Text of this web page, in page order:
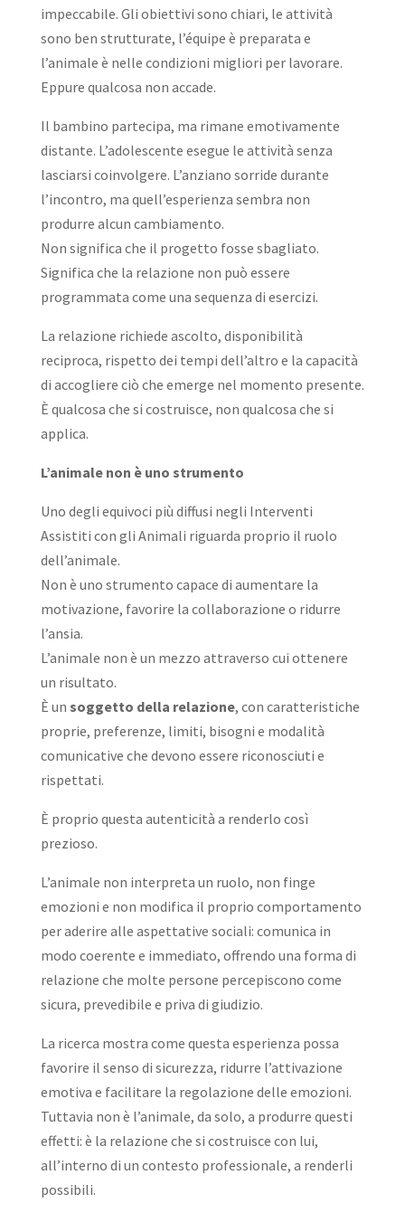
impeccabile. Gli obiettivi sono chiari, le attività
sono ben strutturate, l’équipe è preparata e
l’animale è nelle condizioni migliori per lavorare.
Eppure qualcosa non accade.
Il bambino partecipa, ma rimane emotivamente
distante. L’adolescente esegue le attività senza
lasciarsi coinvolgere. L’anziano sorride durante
l’incontro, ma quell’esperienza sembra non
produrre alcun cambiamento.
Non significa che il progetto fosse sbagliato.
Significa che la relazione non può essere
programmata come una sequenza di esercizi.
La relazione richiede ascolto, disponibilità
reciproca, rispetto dei tempi dell’altro e la capacità
di accogliere ciò che emerge nel momento presente.
È qualcosa che si costruisce, non qualcosa che si
applica.
L’animale non è uno strumento
Uno degli equivoci più diffusi negli Interventi
Assistiti con gli Animali riguarda proprio il ruolo
dell’animale.
Non è uno strumento capace di aumentare la
motivazione, favorire la collaborazione o ridurre
l’ansia.
L’animale non è un mezzo attraverso cui ottenere
un risultato.
È un soggetto della relazione, con caratteristiche
proprie, preferenze, limiti, bisogni e modalità
comunicative che devono essere riconosciuti e
rispettati.
È proprio questa autenticità a renderlo così
prezioso.
L’animale non interpreta un ruolo, non finge
emozioni e non modifica il proprio comportamento
per aderire alle aspettative sociali: comunica in
modo coerente e immediato, offrendo una forma di
relazione che molte persone percepiscono come
sicura, prevedibile e priva di giudizio.
La ricerca mostra come questa esperienza possa
favorire il senso di sicurezza, ridurre l’attivazione
emotiva e facilitare la regolazione delle emozioni.
Tuttavia non è l’animale, da solo, a produrre questi
effetti: è la relazione che si costruisce con lui,
all’interno di un contesto professionale, a renderli
possibili.